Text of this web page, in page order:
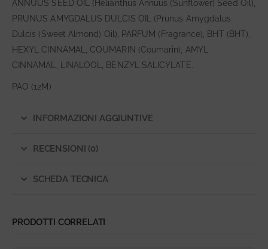
ANNUUS SEED OIL (Helianthus Annuus (Sunflower) Seed Oil),
PRUNUS AMYGDALUS DULCIS OIL (Prunus Amygdalus
Dulcis (Sweet Almond) Oil), PARFUM (Fragrance), BHT (BHT),
HEXYL CINNAMAL, COUMARIN (Coumarin), AMYL
CINNAMAL, LINALOOL, BENZYL SALICYLATE.
PAO (12M)
INFORMAZIONI AGGIUNTIVE
RECENSIONI (0)
SCHEDA TECNICA
PRODOTTI CORRELATI